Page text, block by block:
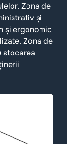
Zona de
și
și ergonomic
Zona de
stocarea